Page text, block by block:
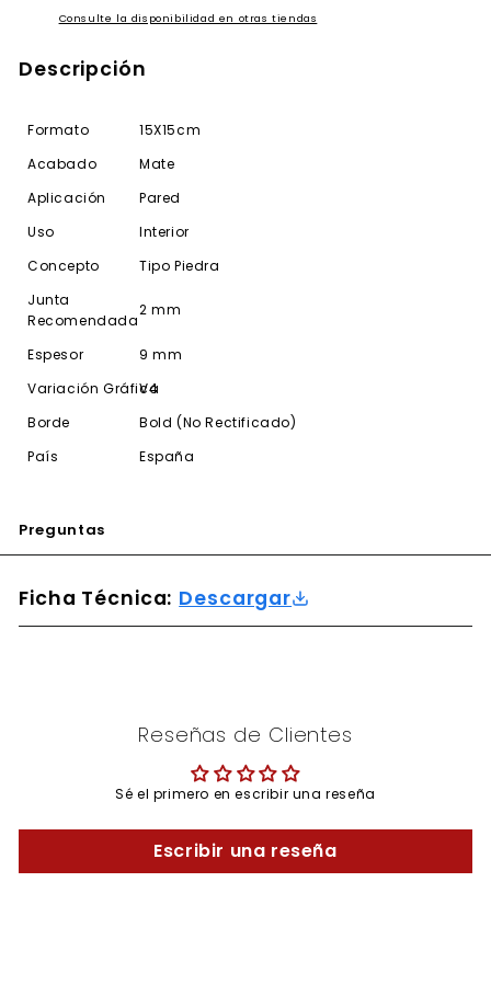
Consulte la disponibilidad en otras tiendas
Descripción
Formato
15X15cm
Acabado
Mate
Aplicación
Pared
Uso
Interior
Concepto
Tipo Piedra
Junta
Recomendada
2 mm
Espesor
9 mm
Variación Gráfica
V4
Borde
Bold (No Rectificado)
País
España
Preguntas
Ficha Técnica: Descargar
Reseñas de Clientes
Sé el primero en escribir una reseña
Escribir una reseña